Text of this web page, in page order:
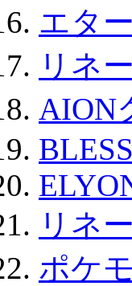
エタ
リネ
AION
リネ
ポケ